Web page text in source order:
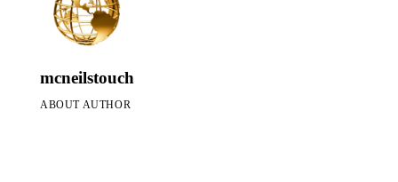
mcneilstouch
ABOUT AUTHOR